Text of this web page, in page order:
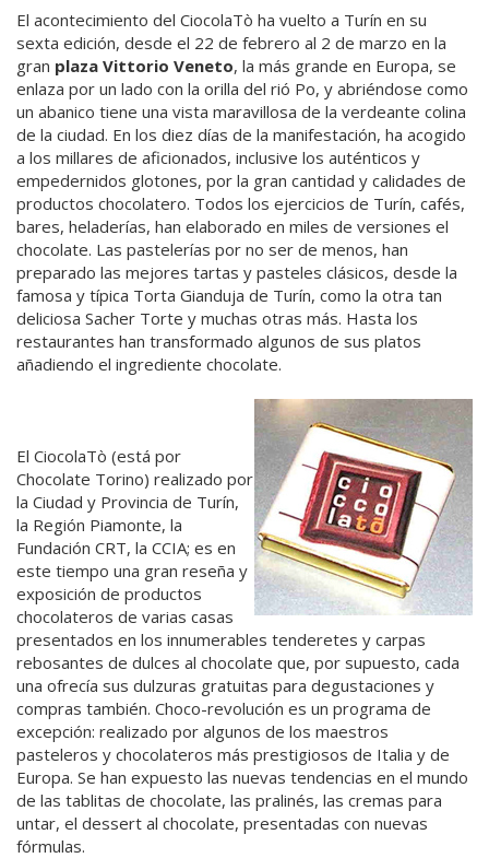
El acontecimiento del CiocolaTò ha vuelto a Turín en su
sexta edición, desde el 22 de febrero al 2 de marzo en la
gran plaza Vittorio Veneto, la más grande en Europa, se
enlaza por un lado con la orilla del rió Po, y abriéndose como
un abanico tiene una vista maravillosa de la verdeante colina
de la ciudad. En los diez días de la manifestación, ha acogido
a los millares de aficionados, inclusive los auténticos y
empedernidos glotones, por la gran cantidad y calidades de
productos chocolatero. Todos los ejercicios de Turín, cafés,
bares, heladerías, han elaborado en miles de versiones el
chocolate. Las pastelerías por no ser de menos, han
preparado las mejores tartas y pasteles clásicos, desde la
famosa y típica Torta Gianduja de Turín, como la otra tan
deliciosa Sacher Torte y muchas otras más. Hasta los
restaurantes han transformado algunos de sus platos
añadiendo el ingrediente chocolate.
El CiocolaTò (está por
Chocolate Torino) realizado por
la Ciudad y Provincia de Turín,
la Región Piamonte, la
Fundación CRT, la CCIA; es en
este tiempo una gran reseña y
exposición de productos
chocolateros de varias casas
presentados en los innumerables tenderetes y carpas
rebosantes de dulces al chocolate que, por supuesto, cada
una ofrecía sus dulzuras gratuitas para degustaciones y
compras también. Choco-revolución es un programa de
excepción: realizado por algunos de los maestros
pasteleros y chocolateros más prestigiosos de Italia y de
Europa. Se han expuesto las nuevas tendencias en el mundo
de las tablitas de chocolate, las pralinés, las cremas para
untar, el dessert al chocolate, presentadas con nuevas
fórmulas.